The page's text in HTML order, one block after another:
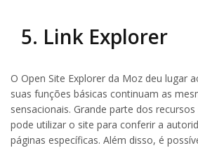
5. Link Explorer
O Open Site Explorer da Moz deu lugar
suas funções básicas continuam as
sensacionais. Grande parte dos
pode utilizar o site para conferir a
páginas específicas. Além disso, é